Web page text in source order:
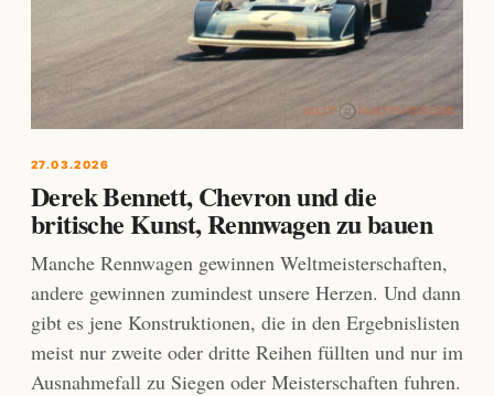
27.03.2026
Derek Bennett, Chevron und die
britische Kunst, Rennwagen zu bauen
Manche Rennwagen gewinnen Weltmeisterschaften,
andere gewinnen zumindest unsere Herzen. Und dann
gibt es jene Konstruktionen, die in den Ergebnislisten
meist nur zweite oder dritte Reihen füllten und nur im
Ausnahmefall zu Siegen oder Meisterschaften fuhren.